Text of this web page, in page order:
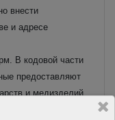
внести
и адресе
В кодовой части
предоставляют
и медизделий.